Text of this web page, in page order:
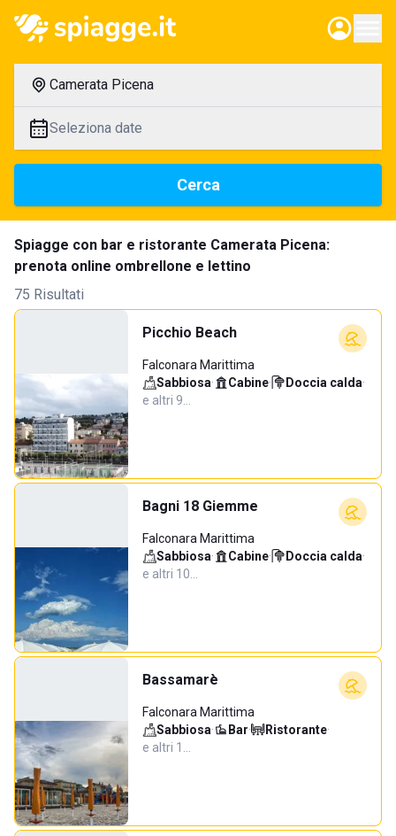
Camerata Picena
Seleziona date
Cerca
Spiagge con bar e ristorante Camerata Picena:
prenota online ombrellone e lettino
75 Risultati
Picchio Beach
Falconara Marittima
Sabbiosa· Cabine· Doccia calda·
e altri 9…
Bagni 18 Giemme
Falconara Marittima
Sabbiosa· Cabine· Doccia calda·
e altri 10…
Bassamarè
Falconara Marittima
Sabbiosa· Bar· Ristorante·
e altri 1…